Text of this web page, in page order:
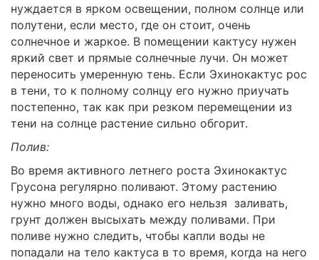
нуждается в ярком освещении, полном солнце или
полутени, если место, где он стоит, очень
солнечное и жаркое. В помещении кактусу нужен
яркий свет и прямые солнечные лучи. Он может
переносить умеренную тень. Если Эхинокактус рос
в тени, то к полному солнцу его нужно приучать
постепенно, так как при резком перемещении из
тени на солнце растение сильно обгорит.
Полив:
Во время активного летнего роста Эхинокактус
Грусона регулярно поливают. Этому растению
нужно много воды, однако его нельзя заливать,
грунт должен высыхать между поливами. При
поливе нужно следить, чтобы капли воды не
попадали на тело кактуса в то время, когда на него